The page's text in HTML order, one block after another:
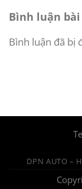
Bình luận
Bình luận đã bị
DPN AUTO –